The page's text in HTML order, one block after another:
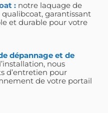
: notre laquage de
garantissant
et durable pour votre
dépannage et de
nous
d’entretien pour
de votre portail